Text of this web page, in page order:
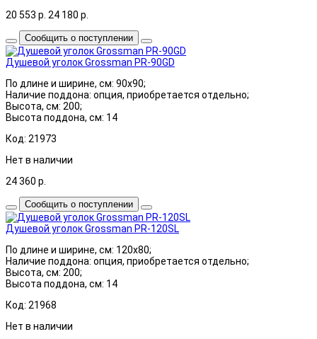
20 553 р. 24 180 р.
Сообщить о поступлении
Душевой уголок Grossman PR-90GD
По длине и ширине, см: 90x90;
Наличие поддона: опция, приобретается отдельно;
Высота, см: 200;
Высота поддона, см: 14
Код: 21973
Нет в наличии
24 360 р.
Сообщить о поступлении
Душевой уголок Grossman PR-120SL
По длине и ширине, см: 120x80;
Наличие поддона: опция, приобретается отдельно;
Высота, см: 200;
Высота поддона, см: 14
Код: 21968
Нет в наличии